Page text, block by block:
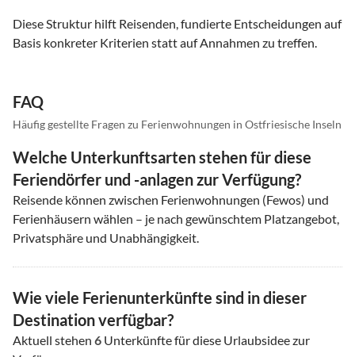
Diese Struktur hilft Reisenden, fundierte Entscheidungen auf
Basis konkreter Kriterien statt auf Annahmen zu treffen.
FAQ
Häufig gestellte Fragen zu Ferienwohnungen in Ostfriesische Inseln
Welche Unterkunftsarten stehen für diese
Feriendörfer und -anlagen zur Verfügung?
Reisende können zwischen Ferienwohnungen (Fewos) und
Ferienhäusern wählen – je nach gewünschtem Platzangebot,
Privatsphäre und Unabhängigkeit.
Wie viele Ferienunterkünfte sind in dieser
Destination verfügbar?
Aktuell stehen 6 Unterkünfte für diese Urlaubsidee zur